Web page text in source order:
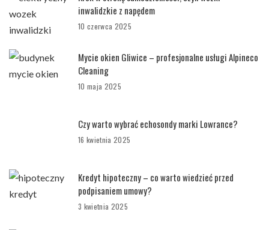
inwalidzkie z napędem
10 czerwca 2025
Mycie okien Gliwice – profesjonalne usługi Alpineco
Cleaning
10 maja 2025
Czy warto wybrać echosondy marki Lowrance?
16 kwietnia 2025
Kredyt hipoteczny – co warto wiedzieć przed
podpisaniem umowy?
3 kwietnia 2025